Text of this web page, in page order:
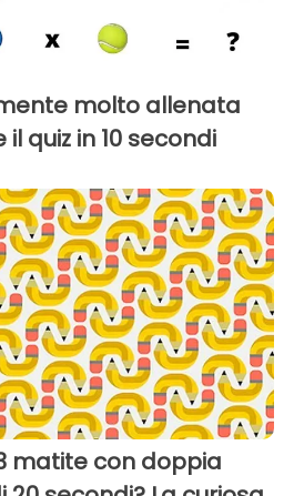
molto allenata
quiz in 10 secondi
matite con doppia